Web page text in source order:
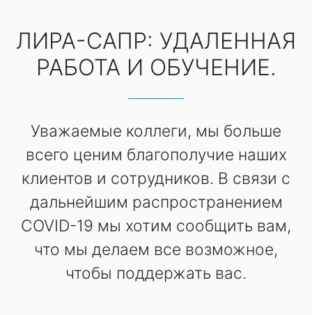
ЛИРА-САПР: УДАЛЕННАЯ
РАБОТА И ОБУЧЕНИЕ.
Уважаемые коллеги, мы больше
всего ценим благополучие наших
клиентов и сотрудников. В связи с
дальнейшим распространением
COVID-19 мы хотим сообщить вам,
что мы делаем все возможное,
чтобы поддержать вас.